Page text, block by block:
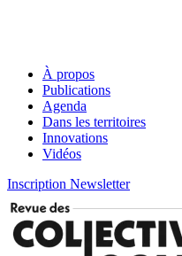
À propos
Publications
Agenda
Dans les territoires
Innovations
Vidéos
Inscription Newsletter